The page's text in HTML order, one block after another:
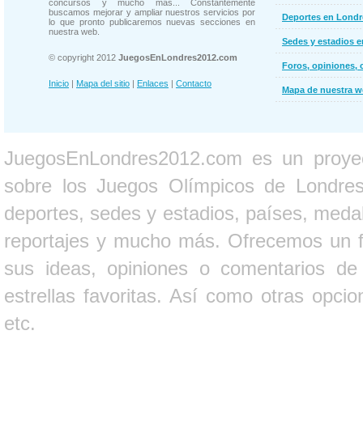
concursos y mucho más... Constantemente
buscamos mejorar y ampliar nuestros servicios por
lo que pronto publicaremos nuevas secciones en
nuestra web.
© copyright 2012 JuegosEnLondres2012.com
Inicio | Mapa del sitio | Enlaces | Contacto
Deportes en
Sedes y estadios
Foros, opiniones,
Mapa de nuestra
JuegosEnLondres2012.com es un
sobre los Juegos Olímpicos de
deportes, sedes y estadios, países,
reportajes y mucho más. Ofrecemos un
sus ideas, opiniones o comentarios
estrellas favoritas. Así como otras
etc.